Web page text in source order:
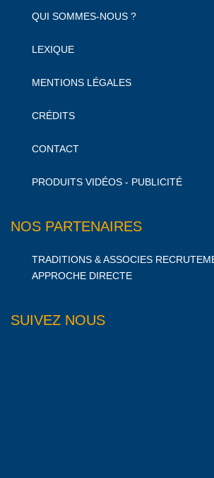
QUI SOMMES-NOUS ?
LEXIQUE
MENTIONS LÉGALES
CRÉDITS
CONTACT
PRODUITS VIDÉOS - PUBLICITÉ
NOS PARTENAIRES
TRADITIONS & ASSOCIES
APPROCHE DIRECTE
SUIVEZ NOUS